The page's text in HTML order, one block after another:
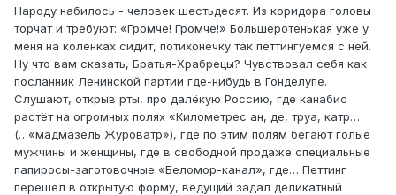
Народу набилось - человек шестьдесят. Из коридора головы
торчат и требуют: «Громче! Громче!» Большеротенькая уже у
меня на коленках сидит, потихонечку так петтингуемся с ней.
Ну что вам сказать, Братья-Храбрецы? Чувствовал себя как
посланник Ленинской партии где-нибудь в Гонделупе.
Слушают, открыв рты, про далёкую Россию, где канабис
растёт на огромных полях «Километрес ан, де, труа, катр…
(…«мадмазель Журоватр»), где по этим полям бегают голые
мужчины и женщины, где в свободной продаже специальные
папиросы-заготовочные «Беломор-канал», где… Петтинг
перешёл в открытую форму, ведущий задал деликатный